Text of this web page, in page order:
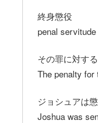
終身懲役
penal
その罪に対す
The penalty
ジョシュアは
Joshua was